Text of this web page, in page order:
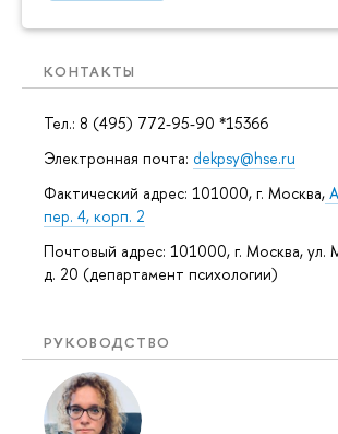
КОНТАКТЫ
Тел.: 8 (495) 772-95-90 *15366
Электронная почта: dekpsy@hse.ru
Фактический адрес: 101000, г. Москва,
пер. 4, корп. 2
Почтовый адрес: 101000, г. Москва, ул.
д. 20 (департамент психологии)
РУКОВОДСТВО